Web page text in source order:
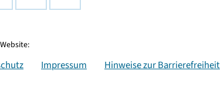
Impressum Hinweise zur Barrierefreiheit